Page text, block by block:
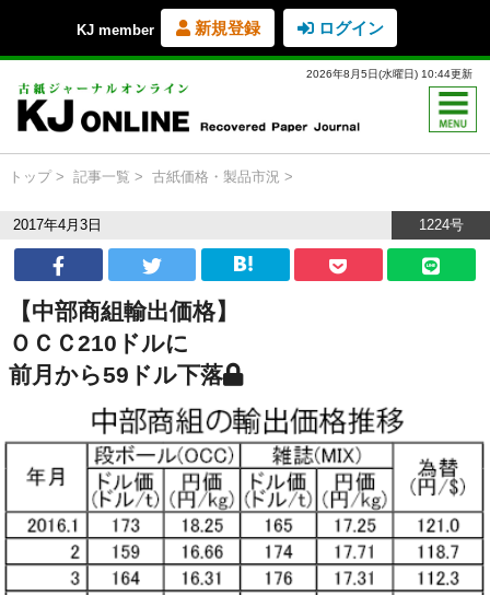
KJ member 新規登録 ログイン
2026年8月5日(水曜日) 10:44更新
トップ 記事一覧 古紙価格・製品市況
2017年4月3日 1224号
【中部商組輸出価格】
ＯＣＣ210ドルに
前月から59ドル下落